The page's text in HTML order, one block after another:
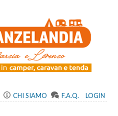
CHI SIAMO F.A.Q. LOGIN